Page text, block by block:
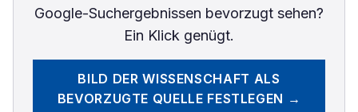
Google-Suchergebnissen bevorzugt sehen?
Ein Klick genügt.
BILD DER WISSENSCHAFT ALS
BEVORZUGTE QUELLE FESTLEGEN →